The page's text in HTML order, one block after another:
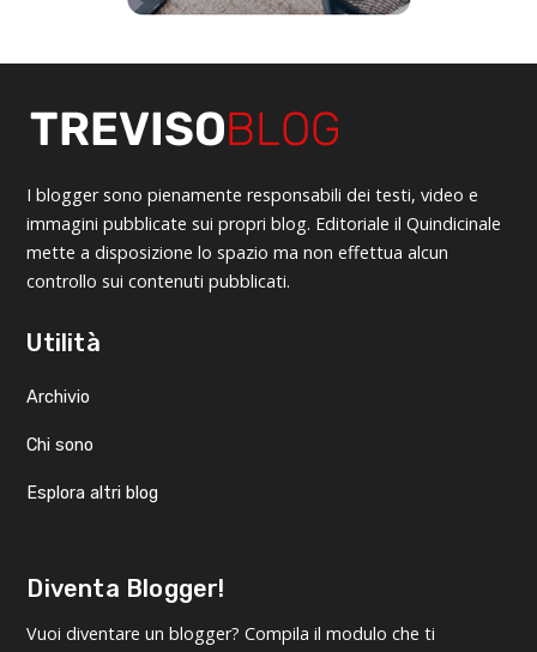
I blogger sono pienamente responsabili dei testi, video e
immagini pubblicate sui propri blog. Editoriale il Quindicinale
mette a disposizione lo spazio ma non effettua alcun
controllo sui contenuti pubblicati.
Utilità
Archivio
Chi sono
Esplora altri blog
Diventa Blogger!
Vuoi diventare un blogger? Compila il modulo che ti